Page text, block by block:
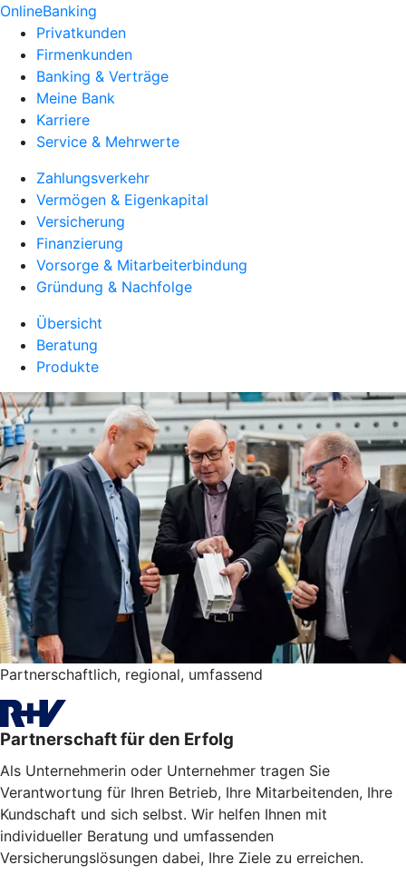
OnlineBanking
Privatkunden
Firmenkunden
Banking & Verträge
Meine Bank
Karriere
Service & Mehrwerte
Zahlungsverkehr
Vermögen & Eigenkapital
Versicherung
Finanzierung
Vorsorge & Mitarbeiterbindung
Gründung & Nachfolge
Übersicht
Beratung
Produkte
Partnerschaftlich, regional, umfassend
Partnerschaft für den Erfolg
Als Unternehmerin oder Unternehmer tragen Sie
Verantwortung für Ihren Betrieb, Ihre Mitarbeitenden, Ihre
Kundschaft und sich selbst. Wir helfen Ihnen mit
individueller Beratung und umfassenden
Versicherungslösungen dabei, Ihre Ziele zu erreichen.